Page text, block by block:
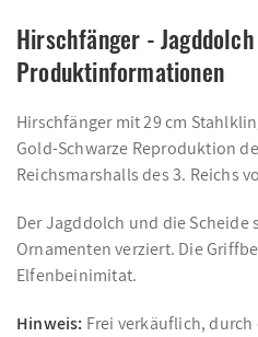
Hirschfänger -
Produktinformationen
Hirschfänger mit 29 cm
Gold-Schwarze Reproduktion
Reichsmarshalls des 3. Reichs
Der Jagddolch und die
Ornamenten verziert. Die
Elfenbeinimitat.
Hinweis: Frei verkäuflich,